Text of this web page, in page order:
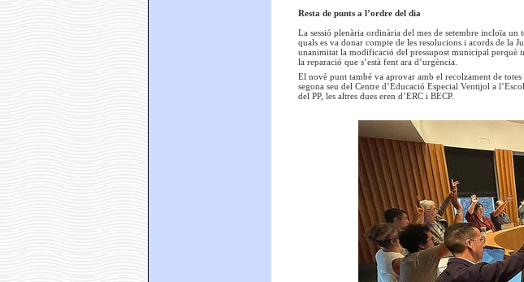
Resta de punts a l’ordre del dia
La sessió plenària ordinària del mes de setembre incloïa
quals es va donar compte de les resolucions i acords de la
unanimitat la modificació del pressupost municipal
la reparació que s’està fent ara d’urgència.
El novè punt també va aprovar amb el recolzament de
segona seu del Centre d’Educació Especial Ventijol a
del PP, les altres dues eren d’ERC i BECP.